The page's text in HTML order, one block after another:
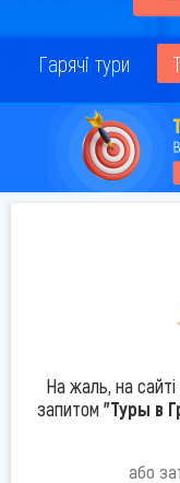
Гарячі тури
На жаль, на сайті
запитом "Туры в
або